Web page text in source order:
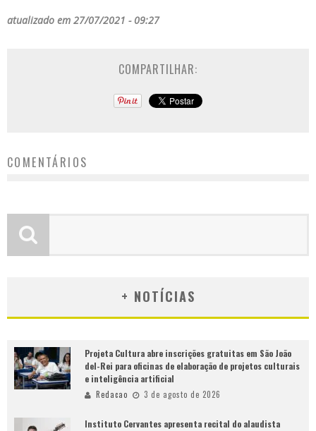
atualizado em 27/07/2021 - 09:27
COMPARTILHAR:
COMENTÁRIOS
+ NOTÍCIAS
Projeta Cultura abre inscrições gratuitas em São João
del-Rei para oficinas de elaboração de projetos culturais
e inteligência artificial
Redacao 3 de agosto de 2026
Instituto Cervantes apresenta recital do alaudista